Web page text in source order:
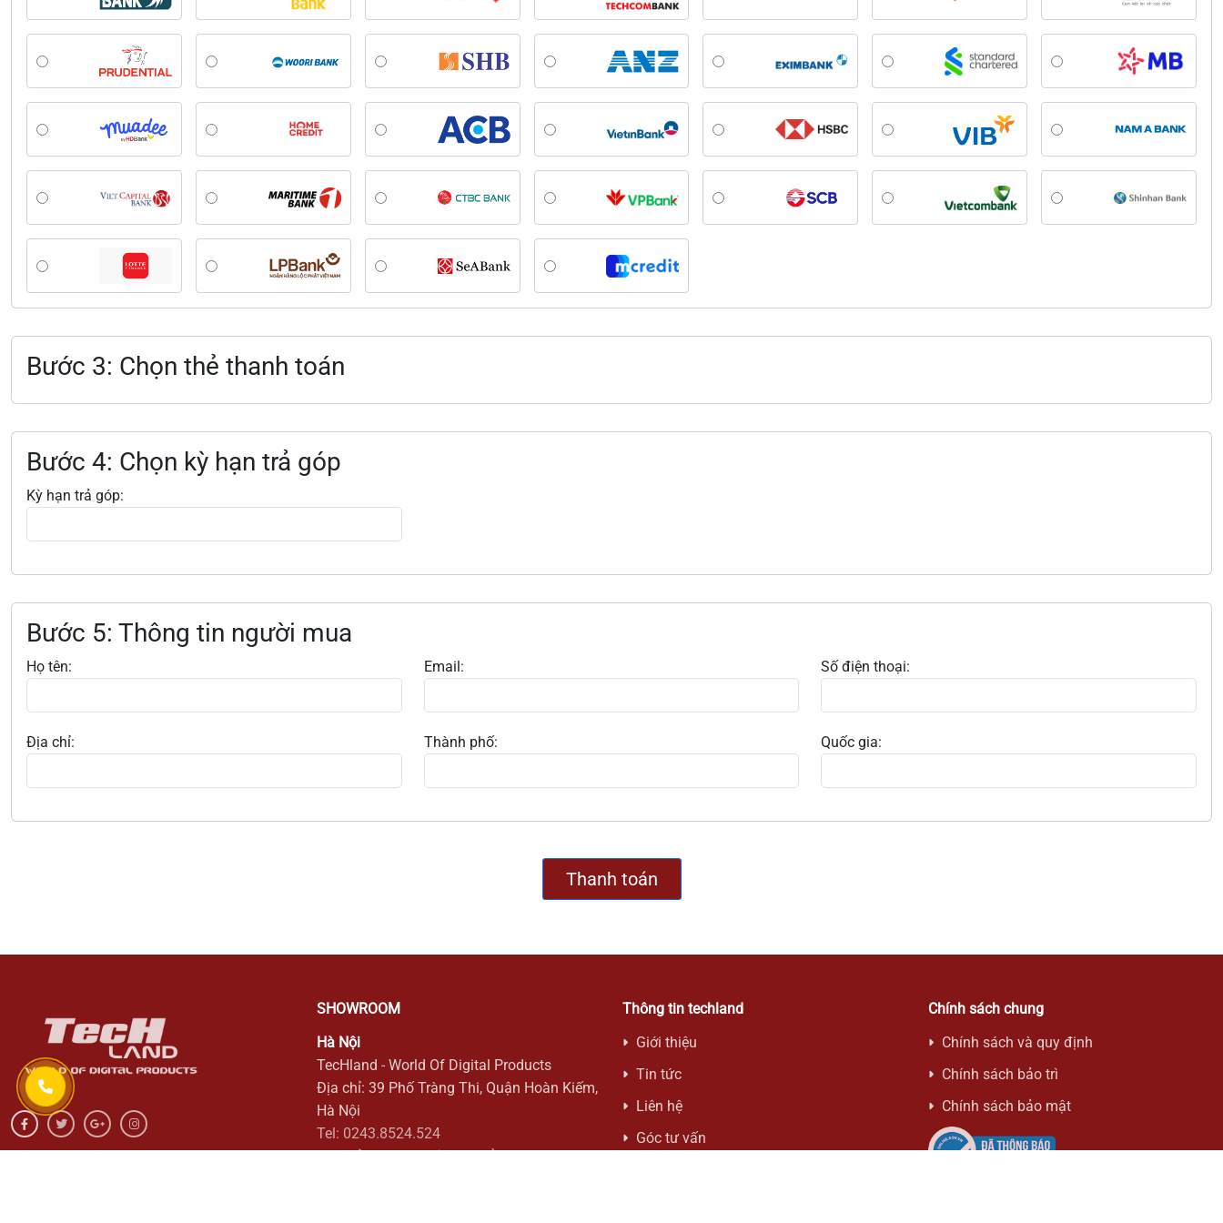
Bước 3: Chọn thẻ thanh toán
Bước 4: Chọn kỳ hạn trả góp
Kỳ hạn trả góp:
Bước 5: Thông tin người mua
Họ tên: Email: Số điện thoại:
Địa chỉ: Thành phố: Quốc gia:
Thanh toán
SHOWROOM
Hà Nội
TecHland - World Of Digital Products
Địa chỉ: 39 Phố Tràng Thi, Quận Hoàn Kiếm,
Hà Nội
Tel: 0243.8524.524
Thông tin techland
Giới thiệu
Tin tức
Liên hệ
Góc tư vấn
Chính sách chung
Chính sách và quy định
Chính sách bảo trì
Chính sách bảo mật